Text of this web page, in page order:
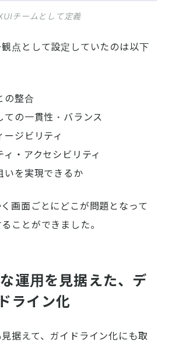
チームとして定義
点として設定していたのは以下
の整合
ての一貫性・バランス
ージビリティ
ィ・アクセシビリティ
いを実現できるか
画面ごとにどこが問題となって
ことができました。
運用を見据えた、デ
ライン化
据えて、ガイドライン化にも取